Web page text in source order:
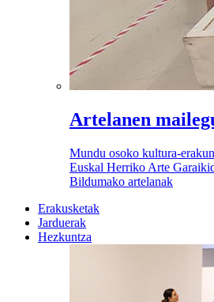
Artelanen
Mundu osoko kultura-
Euskal Herriko Arte
Bildumako artelanak
Erakusketak
Jarduerak
Hezkuntza